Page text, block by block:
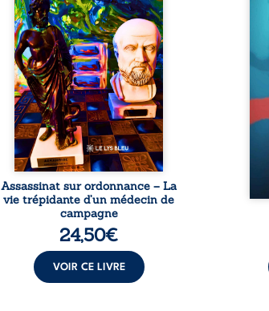
Biencourt, ancien médecin de
famille, qui revient sur son
parcours médical, syndical et
ordinal. Depuis septembre
2013, il raconte le long combat
qui l’a conduit à être écarté du
corps médical, malgré une
décision de première instance
Assassinat sur ordonnance – La
vie trépidante d’un médecin de
campagne
24,50€
VOIR CE LIVRE
tôt.